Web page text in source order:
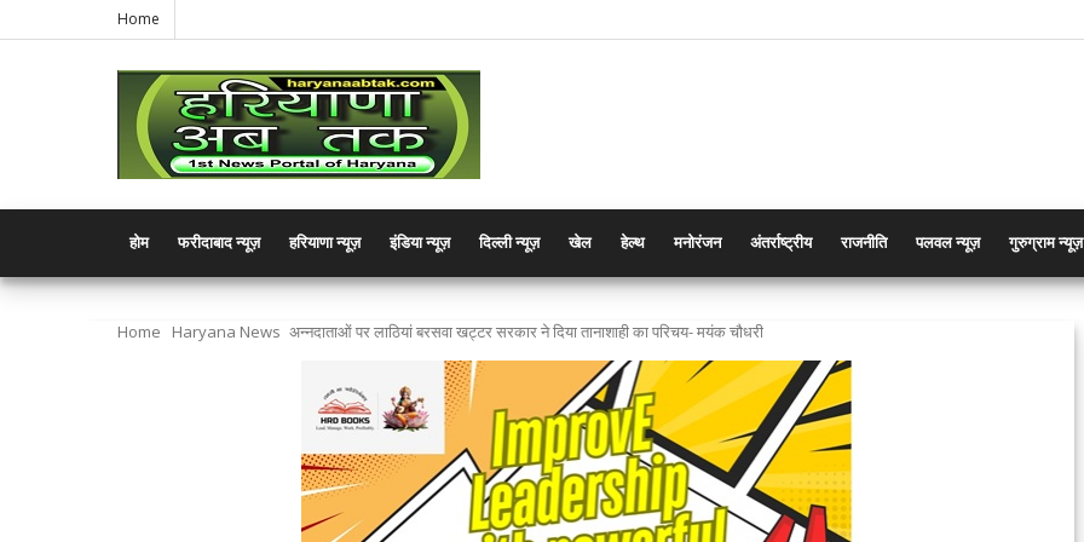
Home
होम फरीदाबाद न्यूज़ हरियाणा न्यूज़ इंडिया न्यूज़ दिल्ली न्यूज़ खेल हेल्थ मनोरंजन अंतर्राष्ट्रीय राजनीति पलवल न्यूज़ गुरुग्राम न्यूज़
Home Haryana News अन्नदाताओं पर लाठियां बरसवा खट्टर सरकार ने दिया तानाशाही का परिचय- मयंक चौधरी